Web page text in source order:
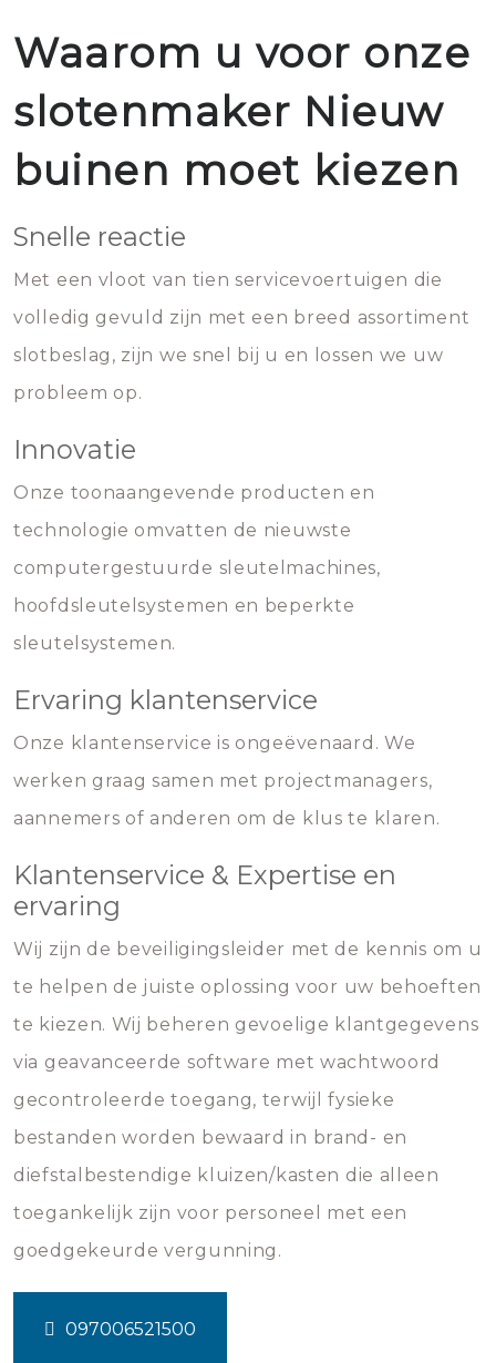
Waarom u voor onze
slotenmaker Nieuw
buinen moet kiezen
Snelle reactie
Met een vloot van tien servicevoertuigen die
volledig gevuld zijn met een breed assortiment
slotbeslag, zijn we snel bij u en lossen we uw
probleem op.
Innovatie
Onze toonaangevende producten en
technologie omvatten de nieuwste
computergestuurde sleutelmachines,
hoofdsleutelsystemen en beperkte
sleutelsystemen.
Ervaring klantenservice
Onze klantenservice is ongeëvenaard. We
werken graag samen met projectmanagers,
aannemers of anderen om de klus te klaren.
Klantenservice & Expertise en
ervaring
Wij zijn de beveiligingsleider met de kennis om u
te helpen de juiste oplossing voor uw behoeften
te kiezen. Wij beheren gevoelige klantgegevens
via geavanceerde software met wachtwoord
gecontroleerde toegang, terwijl fysieke
bestanden worden bewaard in brand- en
diefstalbestendige kluizen/kasten die alleen
toegankelijk zijn voor personeel met een
goedgekeurde vergunning.
097006521500